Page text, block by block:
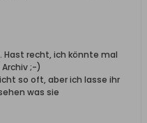
Hast recht, ich könnte mal
;-)
so oft, aber ich lasse ihr
was sie